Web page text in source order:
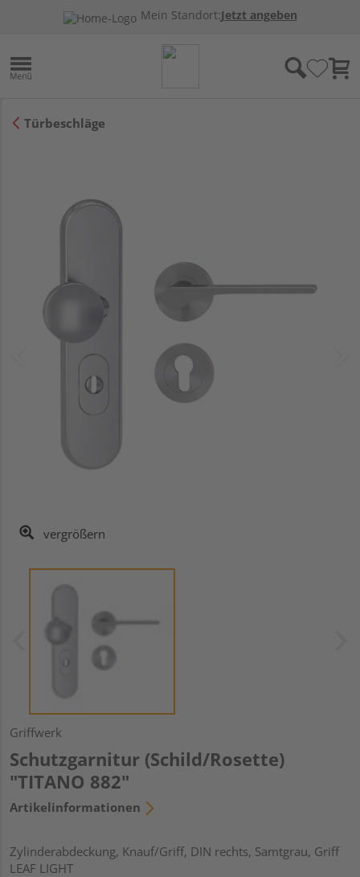
Mein Standort:Jetzt angeben
Türbeschläge
vergrößern
Griffwerk
Schutzgarnitur (Schild/Rosette)
"TITANO 882"
Artikelinformationen
Zylinderabdeckung, Knauf/Griff, DIN rechts, Samtgrau, Griff
LEAF LIGHT